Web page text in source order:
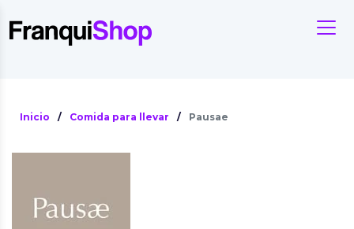
Inicio / Comida para llevar / Pausae